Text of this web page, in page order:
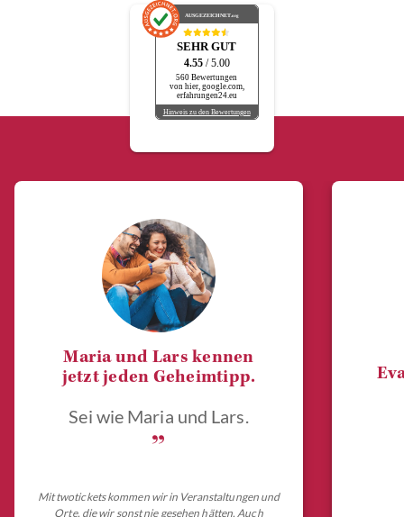
AUSGEZEICHNET.org
SEHR GUT
4.55 / 5.00
560 Bewertungen
von hier, google.com,
erfahrungen24.eu
Hinweis zu den Bewertungen
Maria und Lars kennen
jetzt jeden Geheimtipp.
Sei wie Maria und Lars.
„
Mit twotickets kommen wir in Veranstaltungen und
Orte, die wir sonst nie gesehen hätten. Auch